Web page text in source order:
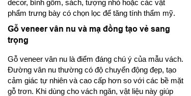
decor, bình gốm, sách, tượng nhỏ hoặc các vật
phẩm trưng bày có chọn lọc để tăng tính thẩm mỹ.
Gỗ veneer vân nu và mạ đồng tạo vẻ sang
trọng
Gỗ veneer vân nu là điểm đáng chú ý của mẫu vách.
Đường vân nu thường có độ chuyển động đẹp, tạo
cảm giác tự nhiên và cao cấp hơn so với các bề mặt
gỗ trơn. Khi dùng cho vách ngăn, vật liệu này giúp